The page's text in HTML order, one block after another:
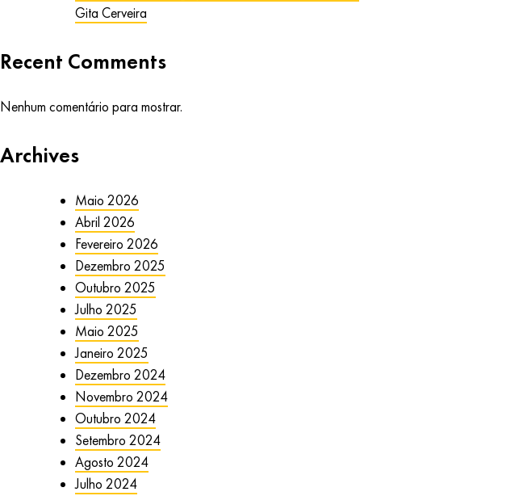
Gita Cerveira
Recent Comments
Nenhum comentário para mostrar.
Archives
Maio 2026
Abril 2026
Fevereiro 2026
Dezembro 2025
Outubro 2025
Julho 2025
Maio 2025
Janeiro 2025
Dezembro 2024
Novembro 2024
Outubro 2024
Setembro 2024
Agosto 2024
Julho 2024